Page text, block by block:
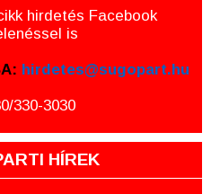
hirdetés Facebook
is
hirdetes@sugopart.hu
330-3030
HÍREK